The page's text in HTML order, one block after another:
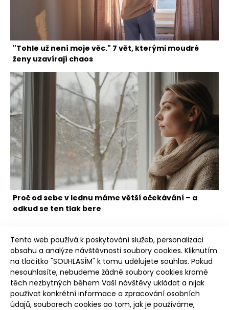
"Tohle už není moje věc." 7 vět, kterými moudré
ženy uzavírají chaos
Proč od sebe v lednu máme větší očekávání – a
odkud se ten tlak bere
Poudree
Tento web používá k poskytování služeb, personalizaci
obsahu a analýze návštěvnosti soubory cookies. Kliknutím
na tlačítko "SOUHLASÍM" k tomu udělujete souhlas. Pokud
nesouhlasíte, nebudeme žádné soubory cookies kromě
těch nezbytných během Vaší návštěvy ukládat a nijak
používat konkrétní informace o zpracování osobních
údajů, souborech cookies ao tom, jak je používáme,